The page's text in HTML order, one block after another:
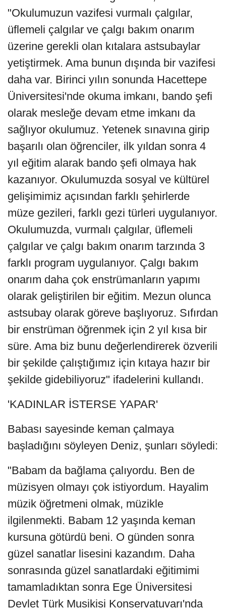
"Okulumuzun vazifesi vurmalı çalgılar,
üflemeli çalgılar ve çalgı bakım onarım
üzerine gerekli olan kıtalara astsubaylar
yetiştirmek. Ama bunun dışında bir vazifesi
daha var. Birinci yılın sonunda Hacettepe
Üniversitesi'nde okuma imkanı, bando şefi
olarak mesleğe devam etme imkanı da
sağlıyor okulumuz. Yetenek sınavına girip
başarılı olan öğrenciler, ilk yıldan sonra 4
yıl eğitim alarak bando şefi olmaya hak
kazanıyor. Okulumuzda sosyal ve kültürel
gelişimimiz açısından farklı şehirlerde
müze gezileri, farklı gezi türleri uygulanıyor.
Okulumuzda, vurmalı çalgılar, üflemeli
çalgılar ve çalgı bakım onarım tarzında 3
farklı program uygulanıyor. Çalgı bakım
onarım daha çok enstrümanların yapımı
olarak geliştirilen bir eğitim. Mezun olunca
astsubay olarak göreve başlıyoruz. Sıfırdan
bir enstrüman öğrenmek için 2 yıl kısa bir
süre. Ama biz bunu değerlendirerek özverili
bir şekilde çalıştığımız için kıtaya hazır bir
şekilde gidebiliyoruz" ifadelerini kullandı.
'KADINLAR İSTERSE YAPAR'
Babası sayesinde keman çalmaya
başladığını söyleyen Deniz, şunları söyledi:
"Babam da bağlama çalıyordu. Ben de
müzisyen olmayı çok istiyordum. Hayalim
müzik öğretmeni olmak, müzikle
ilgilenmekti. Babam 12 yaşında keman
kursuna götürdü beni. O günden sonra
güzel sanatlar lisesini kazandım. Daha
sonrasında güzel sanatlardaki eğitimimi
tamamladıktan sonra Ege Üniversitesi
Devlet Türk Musikisi Konservatuvarı'nda